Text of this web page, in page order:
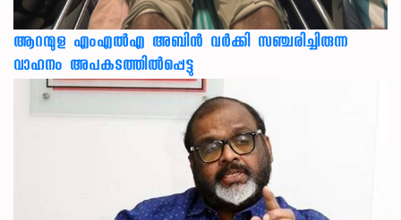
ആറന്മുള എംഎൽഎ അബിൻ വർക്കി സഞ്ചരിച്ചിരുന്ന
വാഹനം അപകടത്തിൽപ്പെട്ടു